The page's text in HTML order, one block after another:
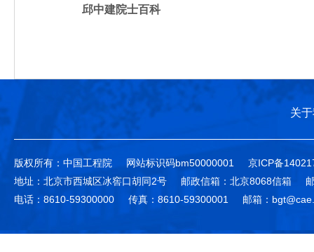
邱中建院士百科
关
版权所有：中国工程院 网站标识码bm50000001
京ICP备
地址：北京市西城区冰窖口胡同2号
邮政信箱：北京8068信箱
电话：8610-59300000
传真：8610-59300001 邮箱：